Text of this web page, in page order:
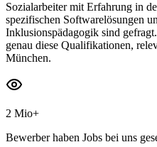
Sozialarbeiter mit Erfahrung in
spezifischen Softwarelösungen
Inklusionspädagogik sind
genau diese Qualifikationen,
München.
2 Mio+
Bewerber haben Jobs bei uns